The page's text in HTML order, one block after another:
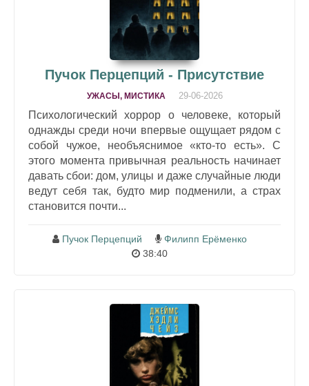
Пучок Перцепций - Присутствие
УЖАСЫ, МИСТИКА 29-06-2026
Психологический хоррор о человеке, который
однажды среди ночи впервые ощущает рядом с
собой чужое, необъяснимое «кто-то есть». С
этого момента привычная реальность начинает
давать сбои: дом, улицы и даже случайные люди
ведут себя так, будто мир подменили, а страх
становится почти...
Пучок Перцепций
Филипп Ерёменко
38:40